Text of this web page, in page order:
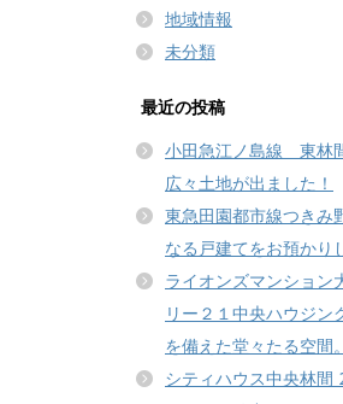
地域情報
未分類
最近の投稿
小田急江ノ島線 東林
広々土地が出ました！
東急田園都市線つきみ
なる戸建てをお預かり
ライオンズマンション
リー２１中央ハウジン
を備えた堂々たる空間。
シティハウス中央林